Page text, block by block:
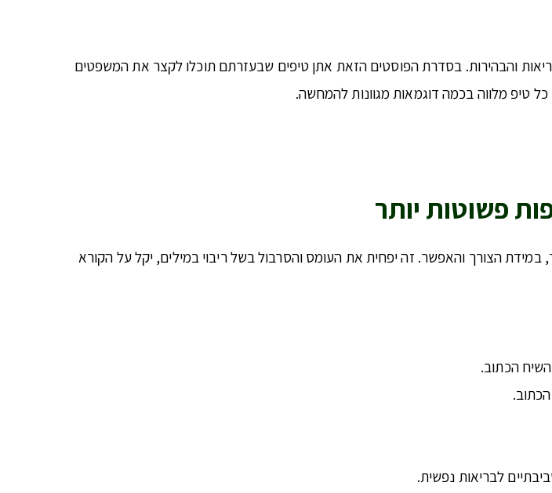
והבהירות. בסדרת הפוסטים הזאת אתן טיפים שבעזרתם תוכלו לקצר את המשפטים
טיפ מלווה בכמה דוגמאות מגוונות להמחשה.
במידת הצורך והאפשר. זה יפחית את העומס והסרבול בשל ריבוי במילים, יקל על הקורא
הכתוב.
לבריאות נפשית.